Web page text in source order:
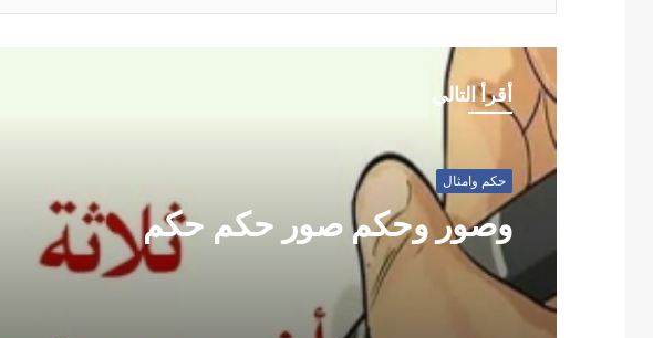
أقرأ التالي
حكم وامثال
وصور وحكم صور حكم حكم